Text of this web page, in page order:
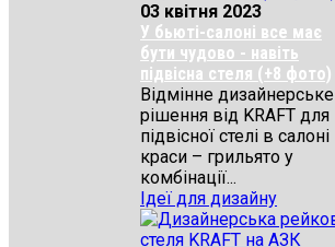
03 квітня 2023
У бьюті-салоні все має
бути чудово - навіть
підвісна стеля (+8 фото)
Відмінне дизайнерське
рішення від KRAFT для
підвісної стелі в салоні
краси – грильято у
комбінації...
Ідеї для дизайну